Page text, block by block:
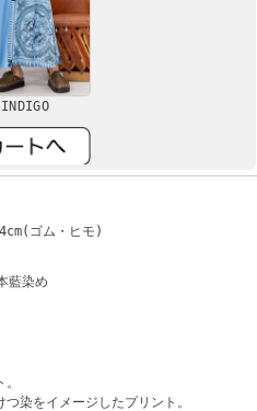
ゴム・ヒモ)
藍染め
染をイメージしたプリント。